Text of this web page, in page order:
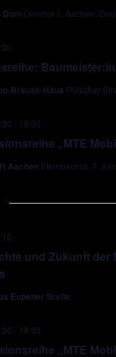
Dom Domhof 1, Aachen,
Brause-Haus Rütscher
„MTE
- 18:00
Aachen Steinbachstr. 7,
und Zukunft der
Eupener Sraße
„MTE
- 18:00